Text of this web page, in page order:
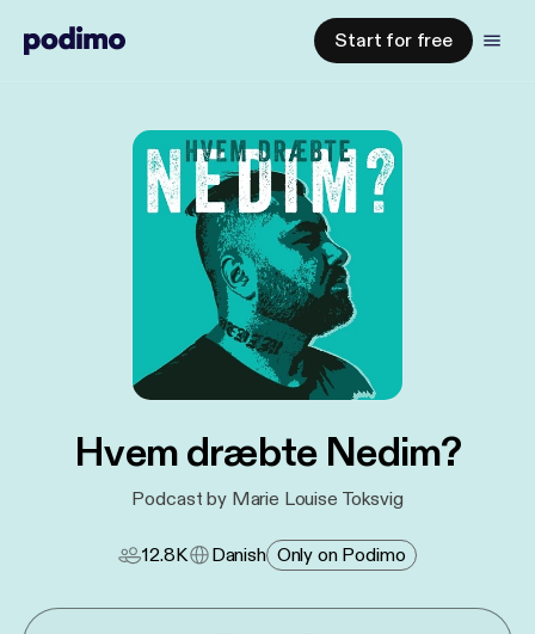
Start for free
Hvem dræbte Nedim?
Podcast by Marie Louise Toksvig
12.8K Danish Only on Podimo